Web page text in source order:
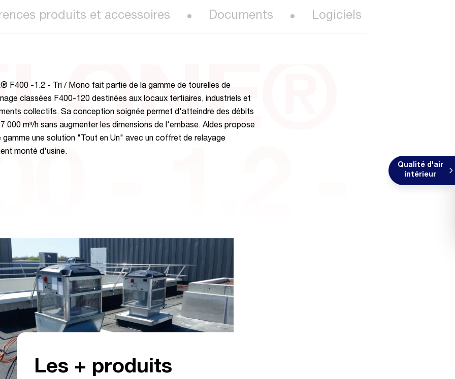
Qualité d'air
intérieur
produits et accessoires Documents Logiciels
Mono
F400 -1.2 - Tri / Mono fait partie de la gamme de tourelles de
classées F400-120 destinées aux locaux tertiaires, industriels et
collectifs. Sa conception soignée permet d'atteindre des débits
000 m³/h sans augmenter les dimensions de l'embase. Aldes propose
gamme une solution "Tout en Un" avec un coffret de relayage
monté d'usine.
Les + produits